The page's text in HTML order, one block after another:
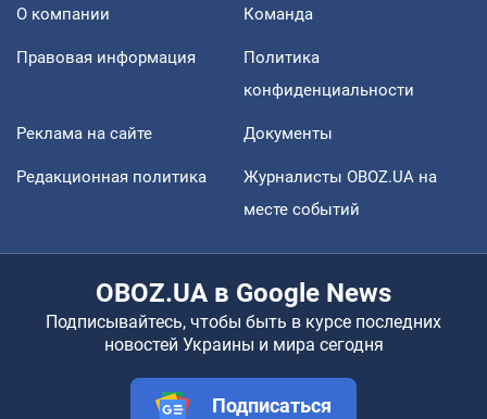
О компании Команда
Правовая информация
Политика
конфиденциальности
Реклама на сайте Документы
Редакционная политика
Журналисты OBOZ.UA на
месте событий
OBOZ.UA в Google News
Подписывайтесь, чтобы быть в курсе последних
новостей Украины и мира сегодня
Подписаться